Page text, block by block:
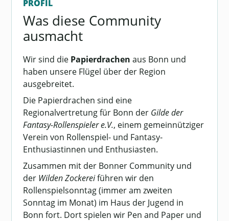
PROFIL
Was diese Community
ausmacht
Wir sind die Papierdrachen aus Bonn und
haben unsere Flügel über der Region
ausgebreitet.
Die Papierdrachen sind eine
Regionalvertretung für Bonn der Gilde der
Fantasy-Rollenspieler e.V., einem gemeinnütziger
Verein von Rollenspiel- und Fantasy-
Enthusiastinnen und Enthusiasten.
Zusammen mit der Bonner Community und
der Wilden Zockereiführen wir den
Rollenspielsonntag (immer am zweiten
Sonntag im Monat) im Haus der Jugend in
Bonn fort. Dort spielen wir Pen and Paper und